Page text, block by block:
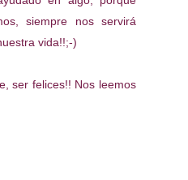
siempre nos servirá
vida!!;-)
ser felices!! Nos leemos